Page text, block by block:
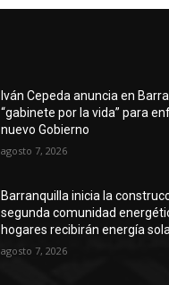
Iván Cepeda anuncia en
“gabinete por la vida” para
nuevo Gobierno
agosto 7, 2026
Barranquilla inicia la
segunda comunidad
hogares recibirán energía
agosto 7, 2026